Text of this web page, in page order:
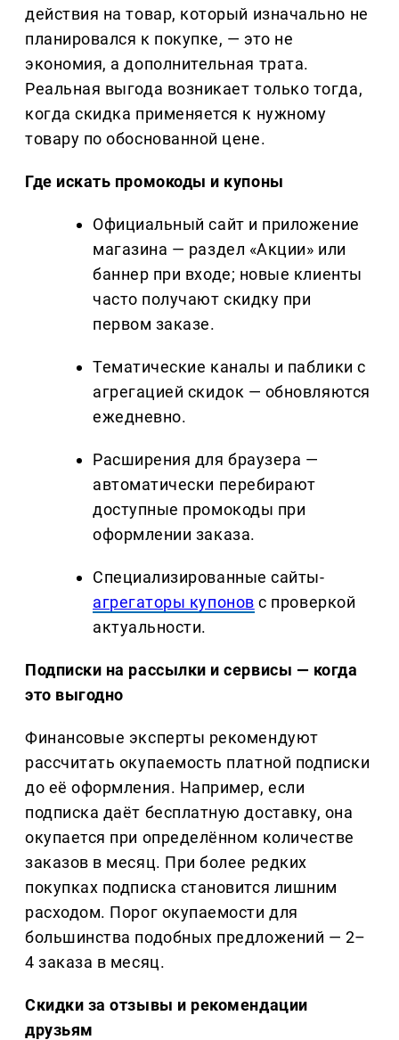
действия на товар, который изначально не
планировался к покупке, — это не
экономия, а дополнительная трата.
Реальная выгода возникает только тогда,
когда скидка применяется к нужному
товару по обоснованной цене.
Где искать промокоды и купоны
Официальный сайт и приложение
магазина — раздел «Акции» или
баннер при входе; новые клиенты
часто получают скидку при
первом заказе.
Тематические каналы и паблики с
агрегацией скидок — обновляются
ежедневно.
Расширения для браузера —
автоматически перебирают
доступные промокоды при
оформлении заказа.
Специализированные сайты-
агрегаторы купонов с проверкой
актуальности.
Подписки на рассылки и сервисы — когда
это выгодно
Финансовые эксперты рекомендуют
рассчитать окупаемость платной подписки
до её оформления. Например, если
подписка даёт бесплатную доставку, она
окупается при определённом количестве
заказов в месяц. При более редких
покупках подписка становится лишним
расходом. Порог окупаемости для
большинства подобных предложений — 2–
4 заказа в месяц.
Скидки за отзывы и рекомендации
друзьям